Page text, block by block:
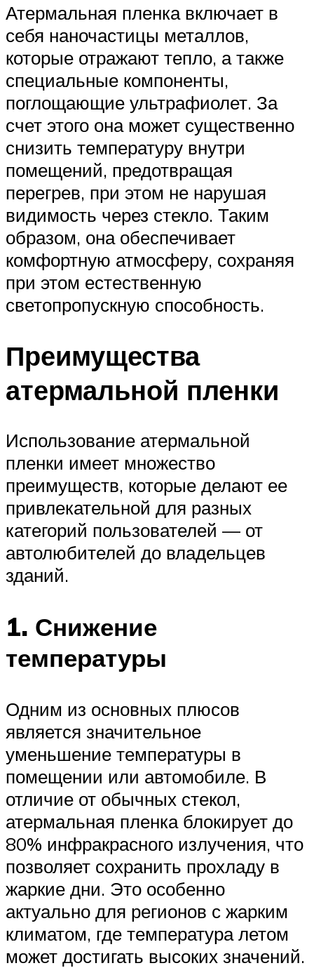
Атермальная пленка включает в
себя наночастицы металлов,
которые отражают тепло, а также
специальные компоненты,
поглощающие ультрафиолет. За
счет этого она может существенно
снизить температуру внутри
помещений, предотвращая
перегрев, при этом не нарушая
видимость через стекло. Таким
образом, она обеспечивает
комфортную атмосферу, сохраняя
при этом естественную
светопропускную способность.
Преимущества
атермальной пленки
Использование атермальной
пленки имеет множество
преимуществ, которые делают ее
привлекательной для разных
категорий пользователей — от
автолюбителей до владельцев
зданий.
1. Снижение
температуры
Одним из основных плюсов
является значительное
уменьшение температуры в
помещении или автомобиле. В
отличие от обычных стекол,
атермальная пленка блокирует до
80% инфракрасного излучения, что
позволяет сохранить прохладу в
жаркие дни. Это особенно
актуально для регионов с жарким
климатом, где температура летом
может достигать высоких значений.